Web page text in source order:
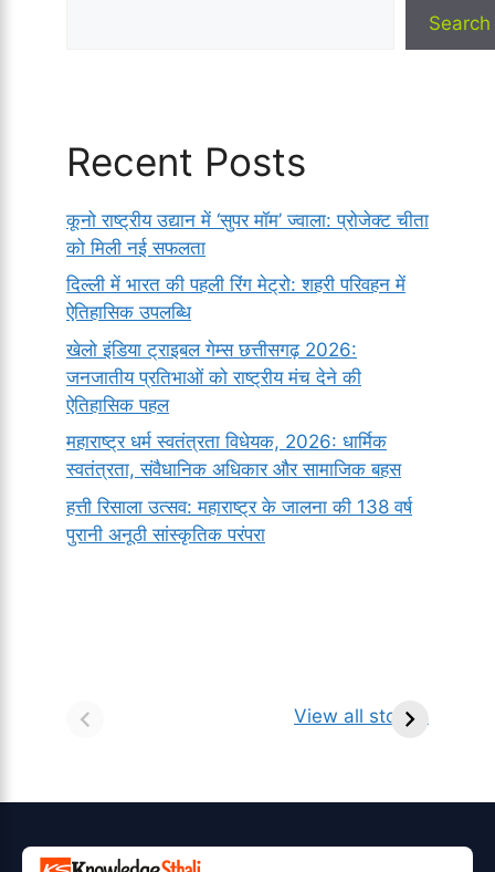
Search
Recent Posts
कूनो राष्ट्रीय उद्यान में ‘सुपर मॉम’ ज्वाला: प्रोजेक्ट चीता
को मिली नई सफलता
दिल्ली में भारत की पहली रिंग मेट्रो: शहरी परिवहन में
ऐतिहासिक उपलब्धि
खेलो इंडिया ट्राइबल गेम्स छत्तीसगढ़ 2026:
जनजातीय प्रतिभाओं को राष्ट्रीय मंच देने की
ऐतिहासिक पहल
महाराष्ट्र धर्म स्वतंत्रता विधेयक, 2026: धार्मिक
स्वतंत्रता, संवैधानिक अधिकार और सामाजिक बहस
हत्ती रिसाला उत्सव: महाराष्ट्र के जालना की 138 वर्ष
पुरानी अनूठी सांस्कृतिक परंपरा
View all stories
किसे कहते है?
ज्योतिर्लिंग | नाम,